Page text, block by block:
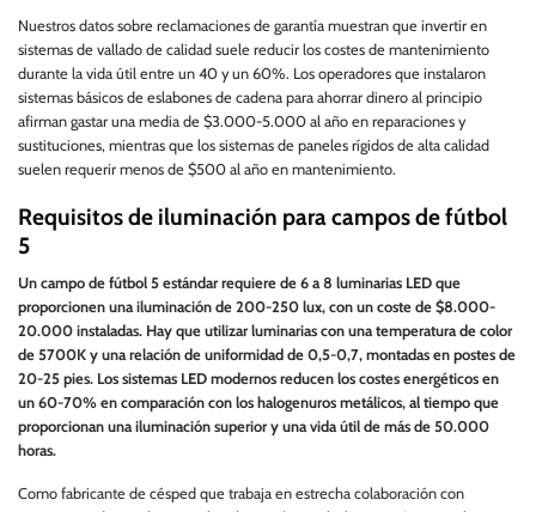
Nuestros datos sobre reclamaciones de garantía muestran que invertir en
sistemas de vallado de calidad suele reducir los costes de mantenimiento
durante la vida útil entre un 40 y un 60%. Los operadores que instalaron
sistemas básicos de eslabones de cadena para ahorrar dinero al principio
afirman gastar una media de $3.000-5.000 al año en reparaciones y
sustituciones, mientras que los sistemas de paneles rígidos de alta calidad
suelen requerir menos de $500 al año en mantenimiento.
Requisitos de iluminación para campos de fútbol
5
Un campo de fútbol 5 estándar requiere de 6 a 8 luminarias LED que
proporcionen una iluminación de 200-250 lux, con un coste de $8.000-
20.000 instaladas. Hay que utilizar luminarias con una temperatura de color
de 5700K y una relación de uniformidad de 0,5-0,7, montadas en postes de
20-25 pies. Los sistemas LED modernos reducen los costes energéticos en
un 60-70% en comparación con los halogenuros metálicos, al tiempo que
proporcionan una iluminación superior y una vida útil de más de 50.000
horas.
Como fabricante de césped que trabaja en estrecha colaboración con